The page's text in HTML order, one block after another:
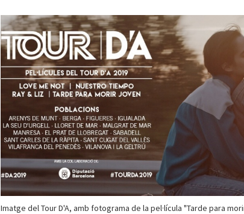
Imatge del Tour D'A, amb fotograma de la pel·lícula "Tarde para